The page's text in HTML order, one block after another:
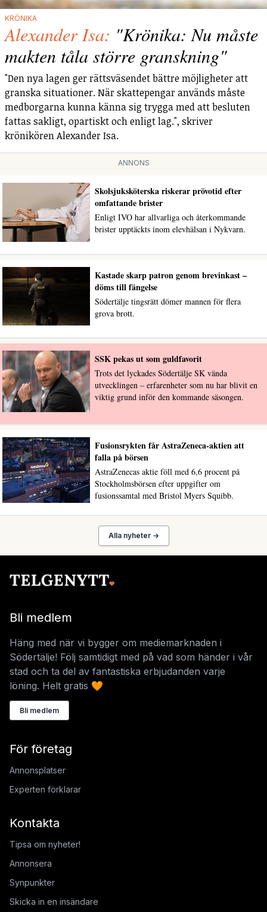
KRÖNIKA
Alexander Isa: "Krönika: Nu måste
makten tåla större granskning"
"Den nya lagen ger rättsväsendet bättre möjligheter att
granska situationer. När skattepengar används måste
medborgarna kunna känna sig trygga med att besluten
fattas sakligt, opartiskt och enligt lag.", skriver
krönikören Alexander Isa.
ANNONS
Skolsjuksköterska riskerar prövotid efter
omfattande brister
Enligt IVO har allvarliga och återkommande
brister upptäckts inom elevhälsan i Nykvarn.
Kastade skarp patron genom brevinkast –
döms till fängelse
Södertälje tingsrätt dömer mannen för flera
grova brott.
SSK pekas ut som guldfavorit
Trots det lyckades Södertälje SK vända
utvecklingen – erfarenheter som nu har blivit en
viktig grund inför den kommande säsongen.
Fusionsrykten får AstraZeneca-aktien att
falla på börsen
AstraZenecas aktie föll med 6,6 procent på
Stockholmsbörsen efter uppgifter om
fusionssamtal med Bristol Myers Squibb.
Alla nyheter →
Bli medlem
Häng med när vi bygger om mediemarknaden i
Södertälje! Följ samtidigt med på vad som händer i vår
stad och ta del av fantastiska erbjudanden varje
löning. Helt gratis 🧡
Bli medlem
För företag
Annonsplatser
Experten förklarar
Kontakta
Tipsa om nyheter!
Annonsera
Synpunkter
Skicka in en insändare